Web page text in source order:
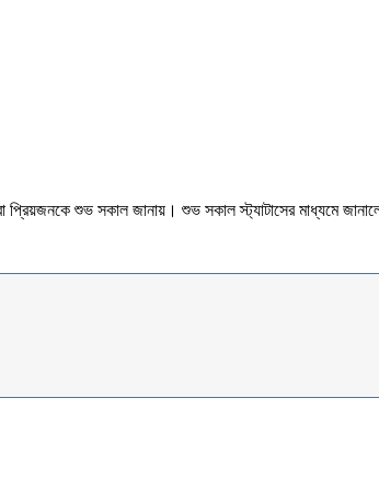
শুভ সকাল জানায়। শুভ সকাল স্ট্যাটাসের মাধ্যমে